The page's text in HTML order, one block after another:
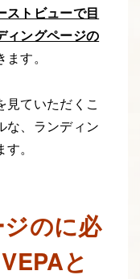
ストビューで目
ィングページの
す。
見ていただくこ
な、ランディン
。
のに必
VEPAと